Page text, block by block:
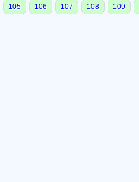
105
106 107 108 109